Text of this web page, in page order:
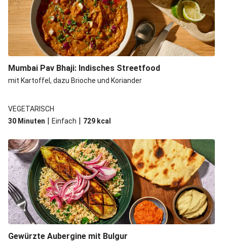
Mumbai Pav Bhaji: Indisches Streetfood
mit Kartoffel, dazu Brioche und Koriander
VEGETARISCH
30 Minuten | Einfach | 729 kcal
Gewürzte Aubergine mit Bulgur